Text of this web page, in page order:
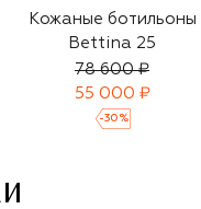
Кожаные ботильоны
Bettina 25
78 600 ₽
55 000 ₽
-30 %